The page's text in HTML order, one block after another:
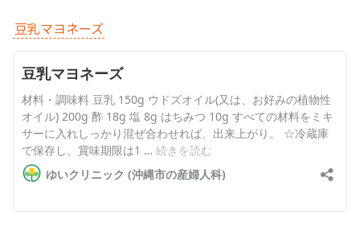
豆乳マヨネーズ